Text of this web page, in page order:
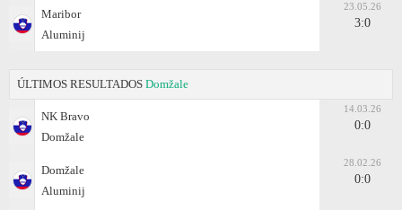
Maribor
Aluminij
23.05.26
3:0
ÚLTIMOS RESULTADOS Domžale
NK Bravo
Domžale
14.03.26
0:0
Domžale
Aluminij
28.02.26
0:0